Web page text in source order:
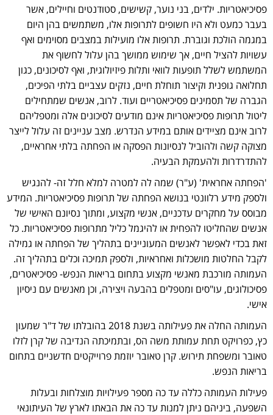
פסיכיאטריות. ילדים, בני נוער, קשישים, סטודנטים וחיילים, אשר
בעבר כמעט ולא היו חשופים לתרופות אלו, משתמשים בהן היום
במגמה הולכת וגוברת. תרופות אלו מועילות במצבים מסוימים ואף
עשויות להציל חיים, אך שימוש ממושך בהן עלול לחשוף את
המשתמש לשלל תופעות לוואי ותלות פיזיולוגית, ואף לסיכונים, כגון
תחלואה גופנית וקיצור תוחלת חיים, נזקים עצביים בלתי הפיכים,
הגברה של תסמינים פסיכיאטריים ועוד. לרוב, אנשים שמתחילים
ליטול תרופות פסיכיאטריות אינם מודעים לסיכונים אלה ומטפליהם
לרוב אינם מציידים אותם במידע הנדרש. מצב עניינים זה עלול לייצר
מצוקה קשה ולהוביל לנסיונות הפסקה או הפחתה בלתי אחראיים,
להתדרדרות ולהעמקת הבעיה.
'הפחתה אחראית' (ע"ר) שמה לה למטרה למלא חלל זה- להנגיש
ולספק מידע רלוונטי בנושא הפחתה של תרופות פסיכיאטריות. המידע
מבוסס על מחקרים עדכניים, אנשי מקצוע, ומתוך נסיונם האישי של
אנשים שהחליטו להפחית או להיגמל כליל מתרופות פסיכיאטריות. כל
זאת בכדי לאפשר לאנשים המעוניינים בתהליך של הפחתה או גמילה
לקבל החלטות מושכלות ואחראיות, ולספק תמיכה וכלים בתהליך זה.
העמותה מורכבת מאנשי מקצוע בתחום בריאות הנפש- פסיכיאטרים,
פסיכולוגים, עו"סים ומטפלים בהבעה ויצירה, וכן מאנשים עם ניסיון
אישי.
העמותה החלה את פעילותה בשנת 2018 בהובלתו של ד"ר שמעון
כץ, כפרויקט תחת עמותת משה הס, ובתמיכתה הנדיבה של קרן לזלו
טאובר ומשפחת תירוש. קרן טאובר יוזמת פרוייקטים חדשניים בתחום
בריאות הנפש.
פעילות העמותה כללה עד כה מספר פעילויות מוצלחות ובעלות
השפעה, ביניהם ניתן למנות עד כה את הבאתו לארץ של העיתונאי